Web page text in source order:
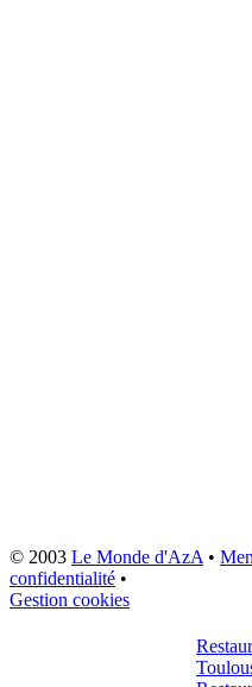
© 2003 Le Monde d'AzA•
confidentialité •
Gestion cookies